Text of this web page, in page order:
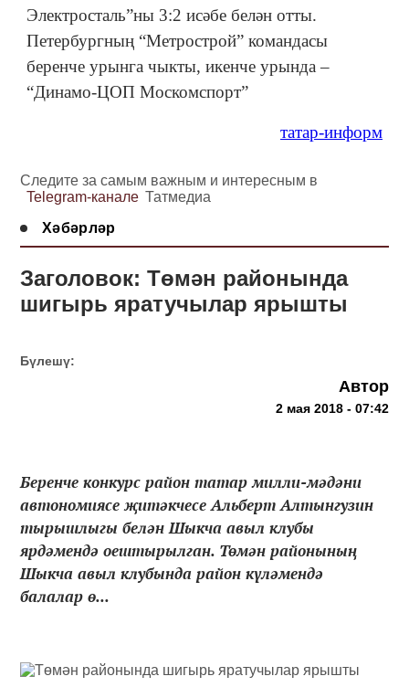
Электросталь”ны 3:2 исәбе белән отты.
Петербургның “Метрострой” командасы
беренче урынга чыкты, икенче урында –
“Динамо-ЦОП Москомспорт”
татар-информ
Следите за самым важным и интересным в
Telegram-канале Татмедиа
Хәбәрләр
Заголовок: Төмән районында
шигырь яратучылар ярышты
Бүлешү:
Автор
2 мая 2018 - 07:42
Беренче конкурс район татар милли-мәдәни
автономиясе җитәкчесе Альберт Алтынгузин
тырышлыгы белән Шыкча авыл клубы
ярдәмендә оештырылган. Төмән районының
Шыкча авыл клубында район күләмендә
балалар ө...